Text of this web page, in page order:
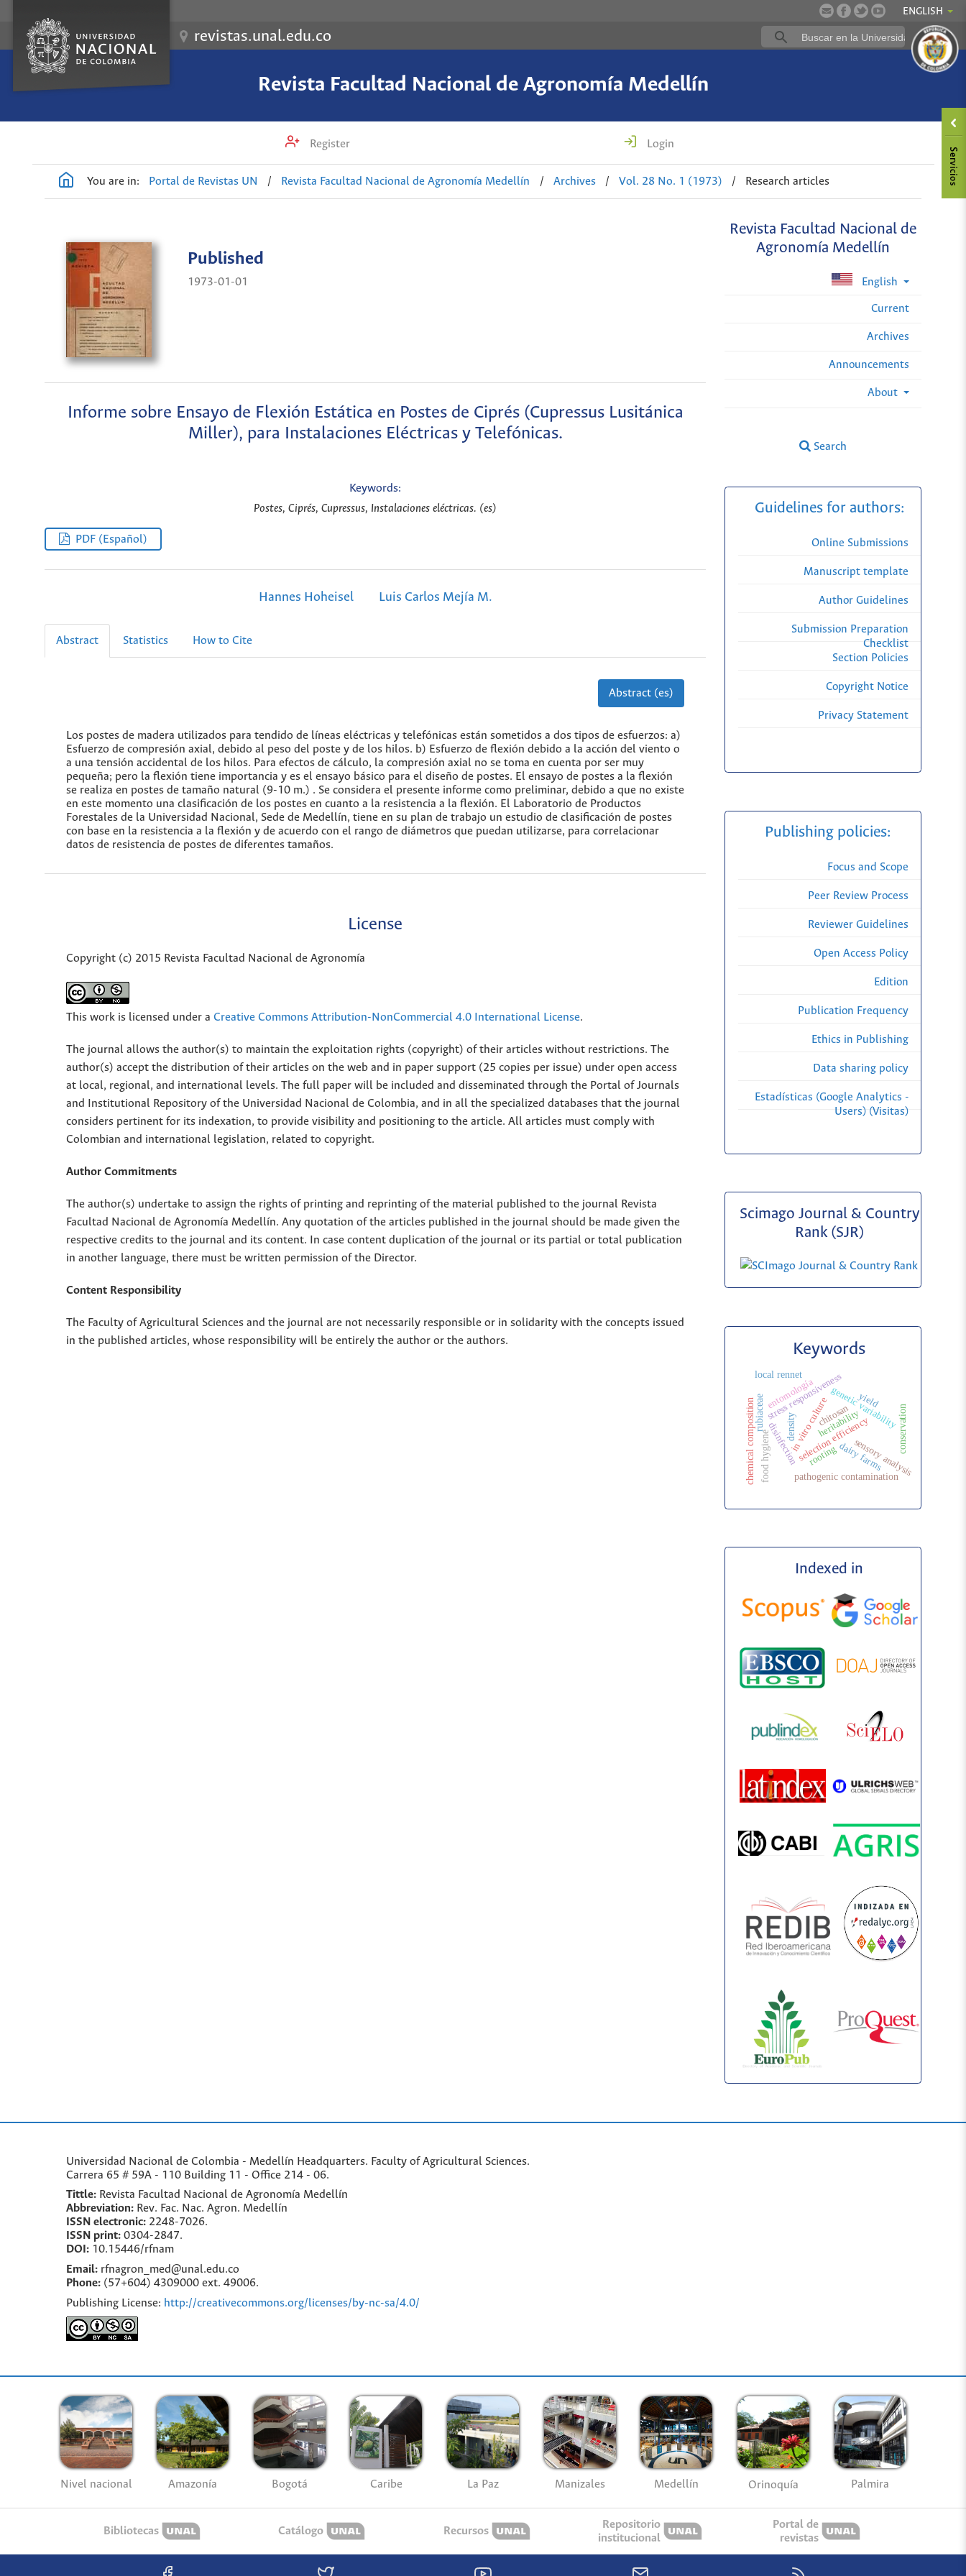
ENGLISH
revistas.unal.edu.co
Revista Facultad Nacional de Agronomía Medellín
Register Login
You are in: Portal de Revistas UN / Revista Facultad Nacional de Agronomía Medellín / Archives / Vol. 28 No. 1 (1973) / Research articles
Revista Facultad Nacional de
Agronomía Medellín
English
Current
Archives
Announcements
About
Search
Published
1973-01-01
Informe sobre Ensayo de Flexión Estática en Postes de Ciprés (Cupressus Lusitánica
Miller), para Instalaciones Eléctricas y Telefónicas.
Keywords:
Postes, Ciprés, Cupressus, Instalaciones eléctricas. (es)
PDF (Español)
Hannes Hoheisel Luis Carlos Mejía M.
Abstract Statistics How to Cite
Abstract (es)
Los postes de madera utilizados para tendido de líneas eléctricas y telefónicas están sometidos a dos tipos de esfuerzos: a)
Esfuerzo de compresión axial, debido al peso del poste y de los hilos. b) Esfuerzo de flexión debido a la acción del viento o
a una tensión accidental de los hilos. Para efectos de cálculo, la compresión axial no se toma en cuenta por ser muy
pequeña; pero la flexión tiene importancia y es el ensayo básico para el diseño de postes. El ensayo de postes a la flexión
se realiza en postes de tamaño natural (9-10 m.) . Se considera el presente informe como preliminar, debido a que no existe
en este momento una clasificación de los postes en cuanto a la resistencia a la flexión. El Laboratorio de Productos
Forestales de la Universidad Nacional, Sede de Medellín, tiene en su plan de trabajo un estudio de clasificación de postes
con base en la resistencia a la flexión y de acuerdo con el rango de diámetros que puedan utilizarse, para correlacionar
datos de resistencia de postes de diferentes tamaños.
License
Copyright (c) 2015 Revista Facultad Nacional de Agronomía
This work is licensed under a Creative Commons Attribution-NonCommercial 4.0 International License.
The journal allows the author(s) to maintain the exploitation rights (copyright) of their articles without restrictions. The
author(s) accept the distribution of their articles on the web and in paper support (25 copies per issue) under open access
at local, regional, and international levels. The full paper will be included and disseminated through the Portal of Journals
and Institutional Repository of the Universidad Nacional de Colombia, and in all the specialized databases that the journal
considers pertinent for its indexation, to provide visibility and positioning to the article. All articles must comply with
Colombian and international legislation, related to copyright.
Author Commitments
The author(s) undertake to assign the rights of printing and reprinting of the material published to the journal Revista
Facultad Nacional de Agronomía Medellín. Any quotation of the articles published in the journal should be made given the
respective credits to the journal and its content. In case content duplication of the journal or its partial or total publication
in another language, there must be written permission of the Director.
Content Responsibility
The Faculty of Agricultural Sciences and the journal are not necessarily responsible or in solidarity with the concepts issued
in the published articles, whose responsibility will be entirely the author or the authors.
Guidelines for authors:
Online Submissions
Manuscript template
Author Guidelines
Submission Preparation
Checklist
Section Policies
Copyright Notice
Privacy Statement
Publishing policies:
Focus and Scope
Peer Review Process
Reviewer Guidelines
Open Access Policy
Edition
Publication Frequency
Ethics in Publishing
Data sharing policy
Estadísticas (Google Analytics -
Users) (Visitas)
Scimago Journal & Country
Rank (SJR)
Keywords
genetic variability
heritability
selection efficiency
stress responsiveness yield
conservation
disinfectionin vitro culture
rooting
rubiaceae
chemical composition dairy farms
food hygiene pathogenic contamination
entomología
local rennet
chitosan
sensory analysis
density
Indexed in
Universidad Nacional de Colombia - Medellín Headquarters. Faculty of Agricultural Sciences.
Carrera 65 # 59A - 110 Building 11 - Office 214 - 06.
Tittle: Revista Facultad Nacional de Agronomía Medellín
Abbreviation: Rev. Fac. Nac. Agron. Medellín
ISSN electronic: 2248-7026.
ISSN print: 0304-2847.
DOI: 10.15446/rfnam
Email: rfnagron_med@unal.edu.co
Phone: (57+604) 4309000 ext. 49006.
Publishing License: http://creativecommons.org/licenses/by-nc-sa/4.0/
Nivel nacional Amazonía Bogotá Caribe La Paz Manizales Medellín Orinoquía Palmira
Bibliotecas Catálogo Recursos
Repositorio
institucional
Portal de
revistas